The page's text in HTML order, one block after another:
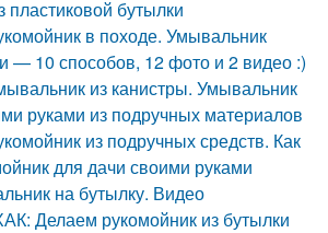
пластиковой бутылки
в походе. Умывальник
— 10 способов, 12 фото и 2 видео :)
из канистры. Умывальник
руками из подручных материалов
из подручных средств. Как
для дачи своими руками
на бутылку. Видео
Делаем рукомойник из бутылки